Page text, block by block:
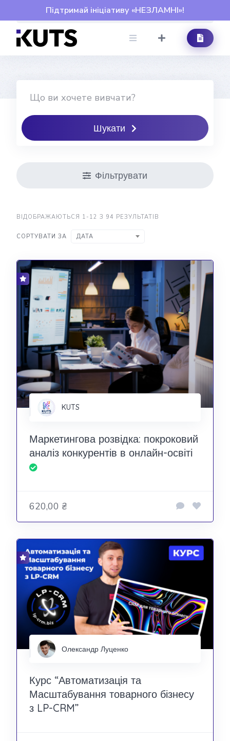
Підтримай ініціативу «НЕЗЛАМНІ»!
to
content
Шукати
Фільтрувати
ВІДОБРАЖАЮТЬСЯ 1-12 З 94 РЕЗУЛЬТАТІВ
СОРТУВАТИ ЗА ДАТА
KUTS
Маркетингова розвідка: покроковий
аналіз конкурентів в онлайн-освіті
620,00 ₴
Олександр Луценко
Курс “Автоматизація та
Масштабування товарного бізнесу
з LP-CRM”